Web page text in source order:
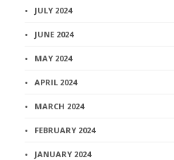
JULY 2024
JUNE 2024
MAY 2024
APRIL 2024
MARCH 2024
FEBRUARY 2024
JANUARY 2024